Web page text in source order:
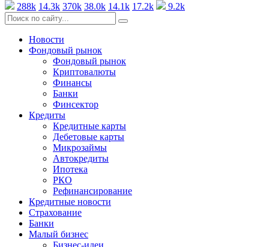
288k 14.3k 370k 38.0k 14.1k 17.2k 9.2k
Новости
Фондовый рынок
Фондовый рынок
Криптовалюты
Финансы
Банки
Финсектор
Кредиты
Кредитные карты
Дебетовые карты
Микрозаймы
Автокредиты
Ипотека
РКО
Рефинансирование
Кредитные новости
Страхование
Банки
Малый бизнес
Бизнес-идеи